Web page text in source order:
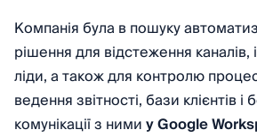
Компанія була в пошуку
рішення для відстеження каналів,
ліди, а також для контролю
ведення звітності, бази клієнтів
комунікації з нимиу Google